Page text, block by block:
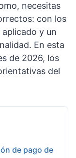
necesitas
con los
y un
En esta
de 2026, los
del
de pago de